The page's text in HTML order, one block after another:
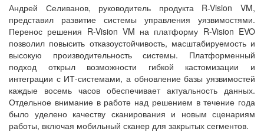
Андрей Селиванов, руководитель продукта R-Vision VM,
представил развитие системы управления уязвимостями.
Перенос решения R-Vision VM на платформу R-Vision EVO
позволил повысить отказоустойчивость, масштабируемость и
высокую производительность системы. Платформенный
подход открыл возможности гибкой кастомизации и
интеграции с ИТ-системами, а обновление базы уязвимостей
каждые восемь часов обеспечивает актуальность данных.
Отдельное внимание в работе над решением в течение года
было уделено качеству сканирования и новым сценариям
работы, включая мобильный сканер для закрытых сегментов.